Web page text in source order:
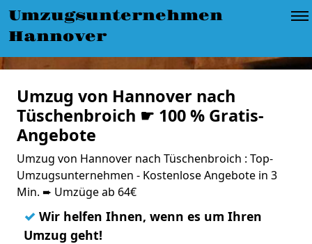
Umzugsunternehmen
Hannover
Umzug von Hannover nach
Tüschenbroich ☛ 100 % Gratis-
Angebote
Umzug von Hannover nach Tüschenbroich : Top-
Umzugsunternehmen - Kostenlose Angebote in 3
Min. ➨ Umzüge ab 64€
✓ Wir helfen Ihnen, wenn es um Ihren
Umzug geht!